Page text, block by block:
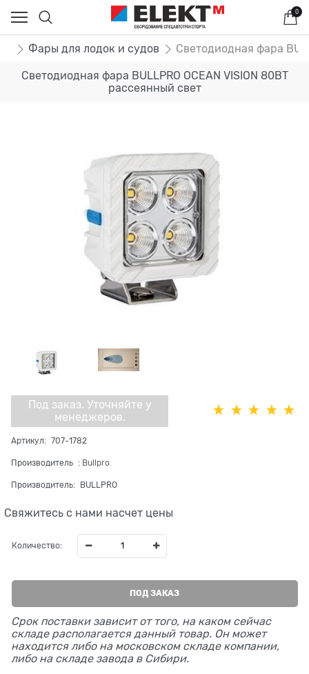
0
Фары для лодок и судов Светодиодная фара
Светодиодная фара BULLPRO OCEAN VISION 80ВТ
рассеянный свет
Под заказ. Уточняйте у
менеджеров.
Артикул: 707-1782
Производитель : Bullpro
Производитель: BULLPRO
Свяжитесь с нами насчет цены
Количество:
ПОД ЗАКАЗ
Срок поставки зависит от того, на каком сейчас
складе располагается данный товар. Он может
находится либо на московском складе компании,
либо на складе завода в Сибири.